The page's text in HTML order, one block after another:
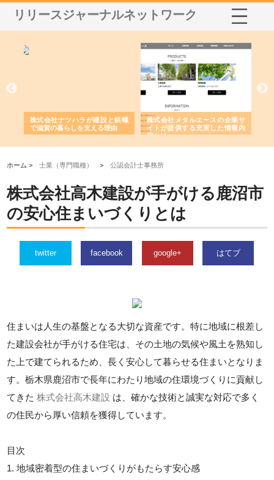
リリースジャーナルネットワーク
株式会社ナツハラが建設と鋲螺
で滋賀の暮らしを支える理由
株式会社メタルエースの企業サ
イトが提供する充実した情報内
容とは
ホーム >士業（専門職種） >公認会計士事務所
株式会社高木建設が手がける鹿沼市
の安心住まいづくりとは
twitter facebook google+ はてブ
住まいは人生の基盤となる大切な資産です。特に地域に根差し
た建設会社が手がける住宅は、その土地の気候や風土を熟知し
た上で建てられるため、長く安心して暮らせる住まいとなりま
す。栃木県鹿沼市で長年にわたり地域の住環境づくりに貢献し
てきた株式会社高木建設 は、確かな技術と誠実な対応で多く
の住民から厚い信頼を獲得しています。
目次
1. 地域密着型の住まいづくりがもたらす安心感